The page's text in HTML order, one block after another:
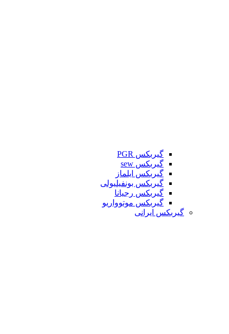
گیربکس PGR
گیربکس sew
گیربکس ایلماز
گیربکس بونفیلیولی
گیربکس رجیانا
گیربکس موتوواریو
گیربکس ایرانی